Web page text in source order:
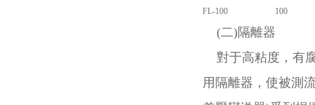
FL-100
100
(二)隔離器
對于高粘度，有
用隔離器，使被測